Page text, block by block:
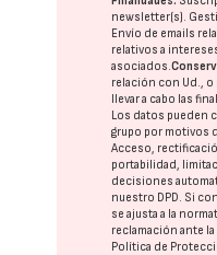
newsletter(s).
Envío de emails
relativos a
asociados.
relación con Ud., o
llevar a cabo las
Los datos pueden
grupo por motivos
Acceso,
portabilidad,
decisiones
nuestro DPD. Si
se ajusta a la
reclamación ante la
Política de